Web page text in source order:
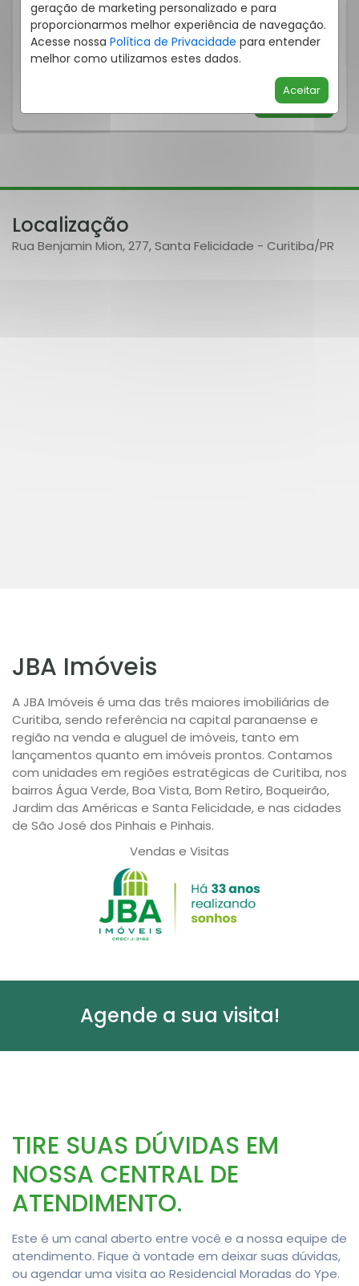
geração de marketing personalizado e para
proporcionarmos melhor experiência de navegação.
Acesse nossa Política de Privacidade para entender
melhor como utilizamos estes dados.
Aceitar
3
Quartos
1
Suíte
1
Vaga
126m²
SABER MAIS
Localização
Rua Benjamin Mion, 277, Santa Felicidade - Curitiba/PR
JBA Imóveis
A JBA Imóveis é uma das três maiores imobiliárias de
Curitiba, sendo referência na capital paranaense e
região na venda e aluguel de imóveis, tanto em
lançamentos quanto em imóveis prontos. Contamos
com unidades em regiões estratégicas de Curitiba, nos
bairros Água Verde, Boa Vista, Bom Retiro, Boqueirão,
Jardim das Américas e Santa Felicidade, e nas cidades
de São José dos Pinhais e Pinhais.
Vendas e Visitas
Agende a sua visita!
TIRE SUAS DÚVIDAS EM
NOSSA CENTRAL DE
ATENDIMENTO.
Este é um canal aberto entre você e a nossa equipe de
atendimento. Fique à vontade em deixar suas dúvidas,
ou agendar uma visita ao Residencial Moradas do Ype.